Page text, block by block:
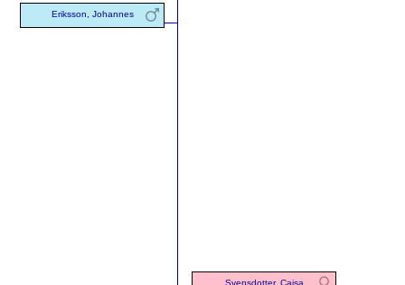
Eriksson, Johannes
Svensdotter, Cajsa